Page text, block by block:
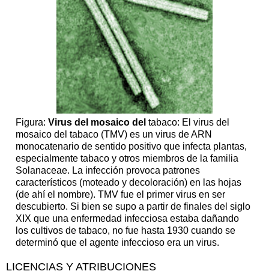
Figura: Virus del mosaico del tabaco: El virus del
mosaico del tabaco (TMV) es un virus de ARN
monocatenario de sentido positivo que infecta plantas,
especialmente tabaco y otros miembros de la familia
Solanaceae. La infección provoca patrones
característicos (moteado y decoloración) en las hojas
(de ahí el nombre). TMV fue el primer virus en ser
descubierto. Si bien se supo a partir de finales del siglo
XIX que una enfermedad infecciosa estaba dañando
los cultivos de tabaco, no fue hasta 1930 cuando se
determinó que el agente infeccioso era un virus.
LICENCIAS Y ATRIBUCIONES